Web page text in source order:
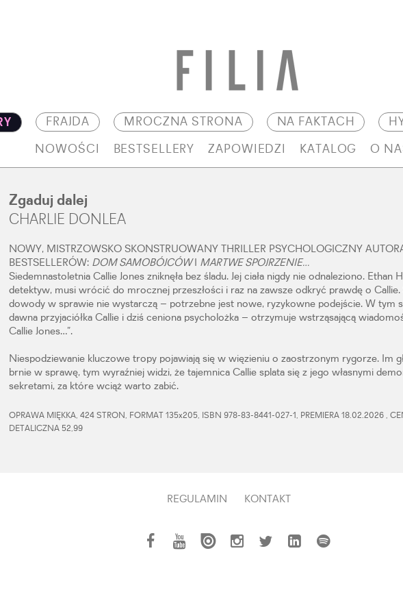
FRAJDA MROCZNA STRONA NA FAKTACH
NOWOŚCI BESTSELLERY ZAPOWIEDZI KATALOG O
Zgaduj dalej
CHARLIE DONLEA
NOWY, MISTRZOWSKO SKONSTRUOWANY THRILLER PSYCHOLOGICZNY
BESTSELLERÓW: DOM SAMOBÓJCÓWI MARTWE SPOJRZENIE…
Siedemnastoletnia Callie Jones zniknęła bez śladu. Jej ciała nigdy nie odnaleziono. Ethan
detektyw, musi wrócić do mrocznej przeszłości i raz na zawsze odkryć prawdę o Callie.
dowody w sprawie nie wystarczą – potrzebne jest nowe, ryzykowne podejście. W tym
dawna przyjaciółka Callie i dziś ceniona psycholożka – otrzymuje wstrząsającą
Callie Jones…”.
Niespodziewanie kluczowe tropy pojawiają się w więzieniu o zaostrzonym rygorze. Im
brnie w sprawę, tym wyraźniej widzi, że tajemnica Callie splata się z jego własnymi
sekretami, za które wciąż warto zabić.
OPRAWA MIĘKKA, 424 STRON, FORMAT 135x205, ISBN 978-83-8441-027-1, PREMIERA 18.02.2026 ,
DETALICZNA 52,99
REGULAMIN KONTAKT